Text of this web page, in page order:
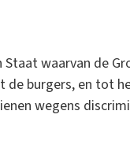
Staat waarvan de
burgers, en tot
wegens